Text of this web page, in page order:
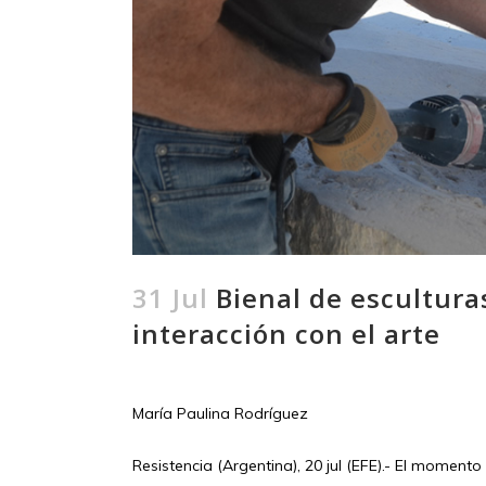
31 Jul Bienal de
interacción con el arte
María Paulina Rodríguez
Resistencia (Argentina), 20 jul (EFE).- El